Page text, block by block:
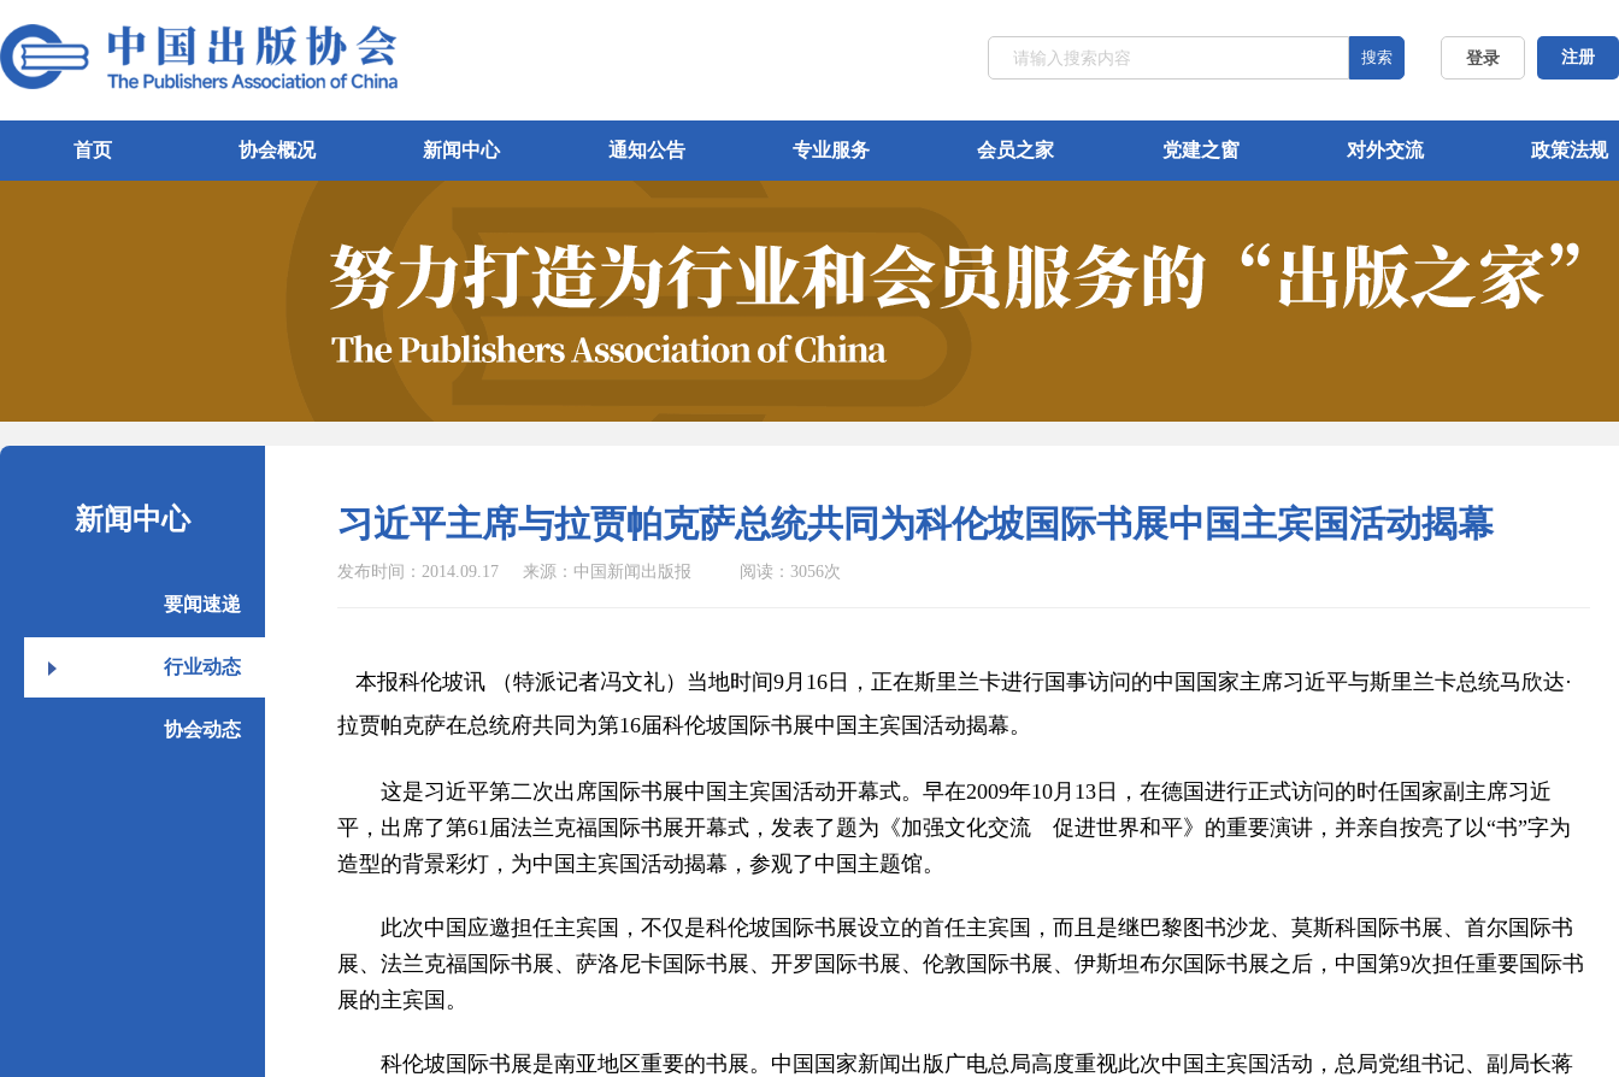
登录 注册
搜索
首页 协会概况 新闻中心 通知公告 专业服务 会员之家 党建之窗 对外交流 政策法规
新闻中心
要闻速递
行业动态
协会动态
习近平主席与拉贾帕克萨总统共同为科伦坡国际书展中国主宾国活动揭幕
发布时间：2014.09.17 来源：中国新闻出版报 阅读：3056次
本报科伦坡讯 （特派记者冯文礼）当地时间9月16日，正在斯里兰卡进行国事访问的中国国家主席习近平与斯里兰卡总统马欣达·
拉贾帕克萨在总统府共同为第16届科伦坡国际书展中国主宾国活动揭幕。
这是习近平第二次出席国际书展中国主宾国活动开幕式。早在2009年10月13日，在德国进行正式访问的时任国家副主席习近
平，出席了第61届法兰克福国际书展开幕式，发表了题为《加强文化交流 促进世界和平》的重要演讲，并亲自按亮了以“书”字为
造型的背景彩灯，为中国主宾国活动揭幕，参观了中国主题馆。
此次中国应邀担任主宾国，不仅是科伦坡国际书展设立的首任主宾国，而且是继巴黎图书沙龙、莫斯科国际书展、首尔国际书
展、法兰克福国际书展、萨洛尼卡国际书展、开罗国际书展、伦敦国际书展、伊斯坦布尔国际书展之后，中国第9次担任重要国际书
展的主宾国。
科伦坡国际书展是南亚地区重要的书展。中国国家新闻出版广电总局高度重视此次中国主宾国活动，总局党组书记、副局长蒋